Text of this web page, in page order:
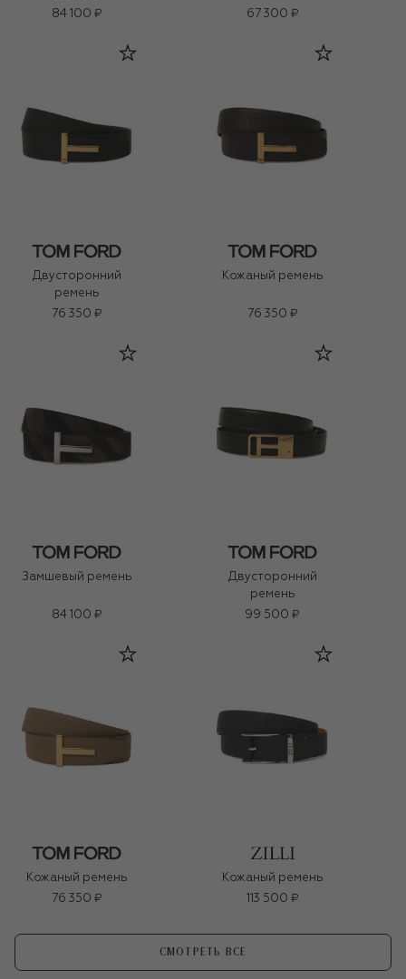
84 100 ₽
67 300 ₽
Двусторонний
ремень
76 350 ₽
Кожаный ремень
76 350 ₽
Замшевый ремень
84 100 ₽
Двусторонний
ремень
99 500 ₽
Кожаный ремень
76 350 ₽
Кожаный ремень
113 500 ₽
СМОТРЕТЬ ВСЕ